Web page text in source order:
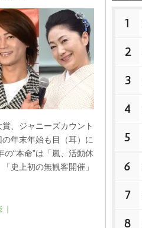
、ジャニーズカウント
年末年始も目（耳）に
“本命”は「嵐、活動休
史上初の無観客開催」
｜
1
2
3
4
5
6
7
8